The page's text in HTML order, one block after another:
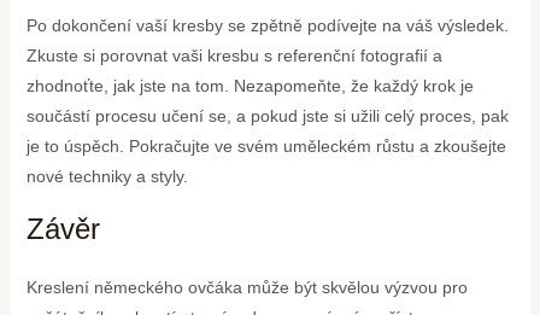
Po dokončení vaší kresby se zpětně podívejte na váš výsledek.
Zkuste si porovnat vaši kresbu s referenční fotografií a
zhodnoťte, jak jste na tom. Nezapomeňte, že každý krok je
součástí procesu učení se, a pokud jste si užili celý proces, pak
je to úspěch. Pokračujte ve svém uměleckém růstu a zkoušejte
nové techniky a styly.
Závěr
Kreslení německého ovčáka může být skvělou výzvou pro